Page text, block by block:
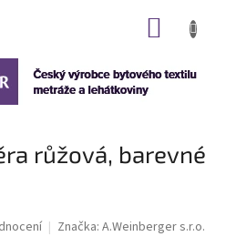
růžová, barevné
Značka: A.Weinberger s.r.o.